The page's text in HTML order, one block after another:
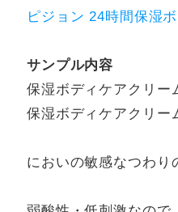
ピジョン 24時間保湿
サンプル内容
保湿ボディケアクリ
保湿ボディケアクリ
においの敏感なつわり